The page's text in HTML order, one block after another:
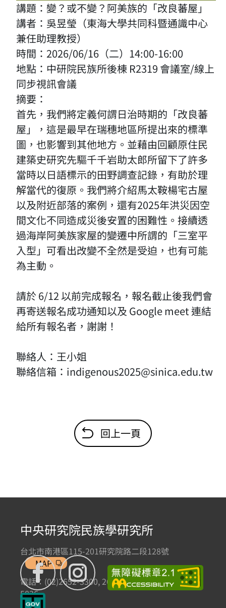
講題：變？或不變？阿美族的「改良蕃屋」
講者：吳昱瑩（東海大學共同科暨通識中心
兼任助理教授）
時間：2026/06/16（二）14:00-16:00
地點：中研院民族所後棟 R2319 會議室/線上
同步視訊會議
摘要：
首先，我們將定義何謂日治時期的「改良蕃
屋」，這是最早在瑞穗地區所提出來的標準
圖，也影響到其他地方。並藉由回顧原住民
建築史研究先驅千千岩助太郎所留下了許多
當時以日語標示的田野調查記錄，有助於理
解當代的復原。我們將介紹馬太鞍楊宅古屋
以及附近部落的案例，還有2025年洪災因空
間文化不同造成災後安置的困難性。接續透
過海岸阿美族家屋的變遷中所謂的「三室平
入型」可看出改變不全然是受迫，也有可能
為主動。
請於 6/12 以前完成報名，報名截止後我們會
再寄送報名成功通知以及 Google meet 連結
給所有報名者，謝謝！
聯絡人：王小姐
聯絡信箱：indigenous2025@sinica.edu.tw
回上一頁
中央研究院民族學研究所
台北市南港區115-201研究院路二段128號
MAP
電話：(02)2652-3300, 2652-3301 傳真：(02)2785-
5836